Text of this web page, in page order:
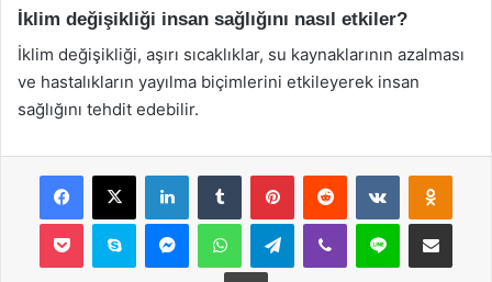
İklim değişikliği insan sağlığını nasıl etkiler?
İklim değişikliği, aşırı sıcaklıklar, su kaynaklarının azalması
ve hastalıkların yayılma biçimlerini etkileyerek insan
sağlığını tehdit edebilir.
Facebook
X LinkedInTumblr PinterestReddit VKontakte
Pocket Skype MessengerWhatsAppTelegramViber Line E-Posta ile
Yazdır